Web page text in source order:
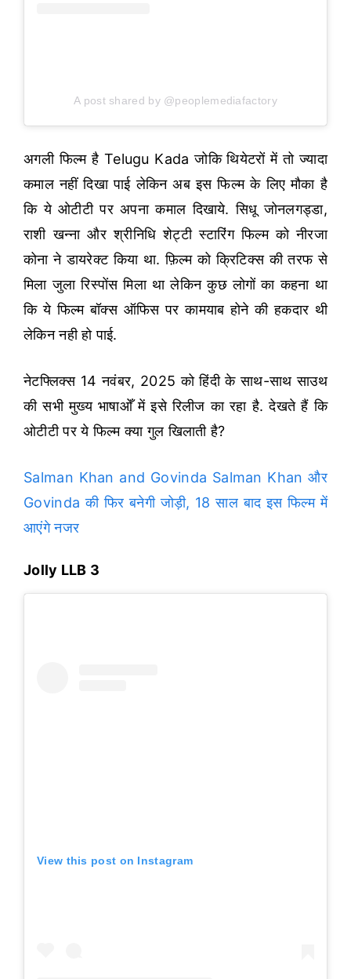
A post shared by @peoplemediafactory
अगली फिल्म है Telugu Kada जोकि थियेटरों में तो ज्यादा
कमाल नहीं दिखा पाई लेकिन अब इस फिल्म के लिए मौका है
कि ये ओटीटी पर अपना कमाल दिखाये. सिधू जोनलगड्डा,
राशी खन्ना और श्रीनिधि शेट्टी स्टारिंग फिल्म को नीरजा
कोना ने डायरेक्ट किया था. फ़िल्म को क्रिटिक्स की तरफ से
मिला जुला रिस्पोंस मिला था लेकिन कुछ लोगों का कहना था
कि ये फिल्म बॉक्स ऑफिस पर कामयाब होने की हकदार थी
लेकिन नही हो पाई.
नेटफ्लिक्स 14 नवंबर, 2025 को हिंदी के साथ-साथ साउथ
की सभी मुख्य भाषाओँ में इसे रिलीज का रहा है. देखते हैं कि
ओटीटी पर ये फिल्म क्या गुल खिलाती है?
Salman Khan and Govinda Salman Khan और
Govinda की फिर बनेगी जोड़ी, 18 साल बाद इस फिल्म में
आएंगे नजर
Jolly LLB 3
View this post on Instagram